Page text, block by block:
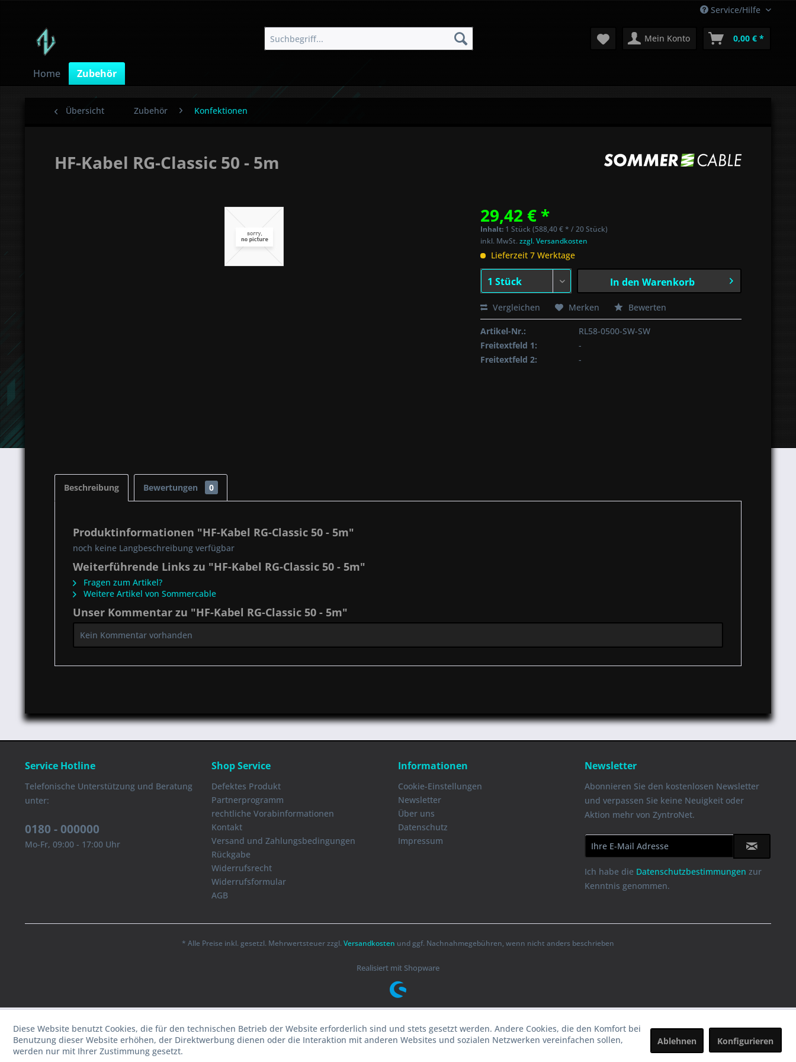
Service/Hilfe
Mein Konto 0,00 € *
Home Zubehör
Übersicht Zubehör Konfektionen
HF-Kabel RG-Classic 50 - 5m
29,42 € *
Inhalt: 1 Stück (588,40 € * / 20 Stück)
inkl. MwSt.zzgl. Versandkosten
Lieferzeit 7 Werktage
In den Warenkorb
Vergleichen Merken Bewerten
Artikel-Nr.:
RL58-0500-SW-SW
Freitextfeld 1:
-
Freitextfeld 2:
-
Beschreibung Bewertungen 0
Produktinformationen "HF-Kabel RG-Classic 50 - 5m"
noch keine Langbeschreibung verfügbar
Weiterführende Links zu "HF-Kabel RG-Classic 50 - 5m"
Fragen zum Artikel?
Weitere Artikel von Sommercable
Unser Kommentar zu "HF-Kabel RG-Classic 50 - 5m"
Kein Kommentar vorhanden
Service Hotline
Telefonische Unterstützung und Beratung
unter:
0180 - 000000
Mo-Fr, 09:00 - 17:00 Uhr
Shop Service
Defektes Produkt
Partnerprogramm
rechtliche Vorabinformationen
Kontakt
Versand und Zahlungsbedingungen
Rückgabe
Widerrufsrecht
Widerrufsformular
AGB
Informationen
Cookie-Einstellungen
Newsletter
Über uns
Datenschutz
Impressum
Newsletter
Abonnieren Sie den kostenlosen Newsletter
und verpassen Sie keine Neuigkeit oder
Aktion mehr von ZyntroNet.
Ich habe die Datenschutzbestimmungen zur
Kenntnis genommen.
* Alle Preise inkl. gesetzl. Mehrwertsteuer zzgl. Versandkosten und ggf. Nachnahmegebühren, wenn nicht anders beschrieben
Realisiert mit Shopware
Diese Website benutzt Cookies, die für den technischen Betrieb der Website erforderlich sind und stets gesetzt werden. Andere Cookies, die den Komfort bei
Benutzung dieser Website erhöhen, der Direktwerbung dienen oder die Interaktion mit anderen Websites und sozialen Netzwerken vereinfachen sollen,
werden nur mit Ihrer Zustimmung gesetzt.
Ablehnen Konfigurieren